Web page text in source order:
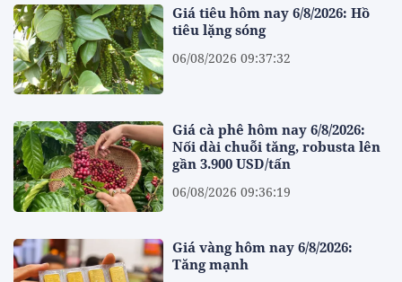
Giá tiêu hôm nay 6/8/2026: Hồ
tiêu lặng sóng
06/08/2026 09:37:32
Giá cà phê hôm nay 6/8/2026:
Nối dài chuỗi tăng, robusta lên
gần 3.900 USD/tấn
06/08/2026 09:36:19
Giá vàng hôm nay 6/8/2026:
Tăng mạnh